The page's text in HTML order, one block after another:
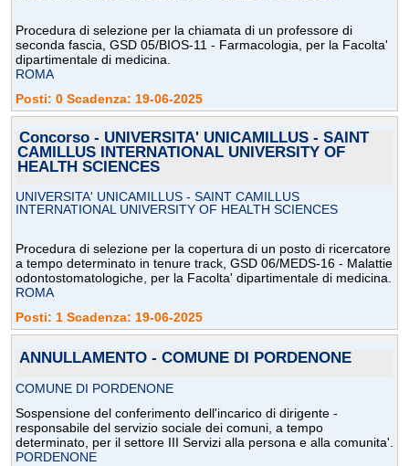
Procedura di selezione per la chiamata di un professore di
seconda fascia, GSD 05/BIOS-11 - Farmacologia, per la Facolta'
dipartimentale di medicina.
ROMA
Posti: 0 Scadenza: 19-06-2025
Concorso - UNIVERSITA' UNICAMILLUS - SAINT
CAMILLUS INTERNATIONAL UNIVERSITY OF
HEALTH SCIENCES
UNIVERSITA' UNICAMILLUS - SAINT CAMILLUS
INTERNATIONAL UNIVERSITY OF HEALTH SCIENCES
Procedura di selezione per la copertura di un posto di ricercatore
a tempo determinato in tenure track, GSD 06/MEDS-16 - Malattie
odontostomatologiche, per la Facolta' dipartimentale di medicina.
ROMA
Posti: 1 Scadenza: 19-06-2025
ANNULLAMENTO - COMUNE DI PORDENONE
COMUNE DI PORDENONE
Sospensione del conferimento dell'incarico di dirigente -
responsabile del servizio sociale dei comuni, a tempo
determinato, per il settore III Servizi alla persona e alla comunita'.
PORDENONE